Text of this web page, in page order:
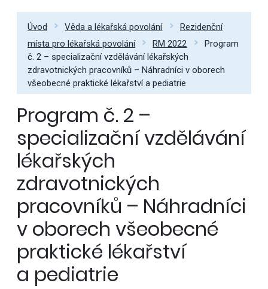
Úvod Věda a lékařská povolání
Rezidenční
místa pro lékařská povolání
RM 2022
Program
č. 2 – specializační vzdělávání lékařských
zdravotnických pracovníků – Náhradníci v oborech
všeobecné praktické lékařství a pediatrie
Program č. 2 –
specializační vzdělávání
lékařských
zdravotnických
pracovníků – Náhradníci
v oborech všeobecné
praktické lékařství
a pediatrie